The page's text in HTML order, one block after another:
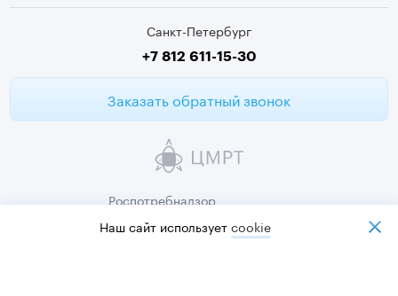
Медицинские анализы
Санкт-Петербург
+7 812 611-15-30
Заказать обратный звонок
Роспотребнадзор
Росздравнадзор
Наш сайт используетcookiе